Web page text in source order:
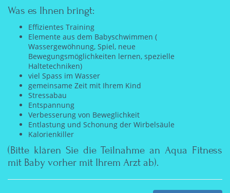
Was es Ihnen bringt:
Effizientes Training
Elemente aus dem Babyschwimmen (
Wassergewöhnung, Spiel, neue
Bewegungsmöglichkeiten lernen, spezielle
Haltetechniken)
viel Spass im Wasser
gemeinsame Zeit mit Ihrem Kind
Stressabau
Entspannung
Verbesserung von Beweglichkeit
Entlastung und Schonung der Wirbelsäule
Kalorienkiller
(Bitte klären Sie die Teilnahme an Aqua Fitness
mit Baby vorher mit Ihrem Arzt ab).